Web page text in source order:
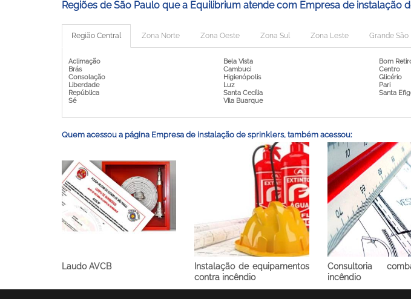
Regiões de São Paulo que a Equilibrium atende com Empresa de instalação
Região Central Zona Norte Zona Oeste Zona Sul Zona Leste Grande São
Aclimação Bela Vista
Bom
Brás
Cambuci
Centro
Consolação
Higienópolis
Glicério
Liberdade
Luz
Pari
República
Santa Cecília
Santa
Sé
Vila Buarque
Quem acessou a página Empresa de instalação de sprinklers, também acessou:
Laudo AVCB
Instalação de equipamentos
contra incêndio
Consultoria
incêndio